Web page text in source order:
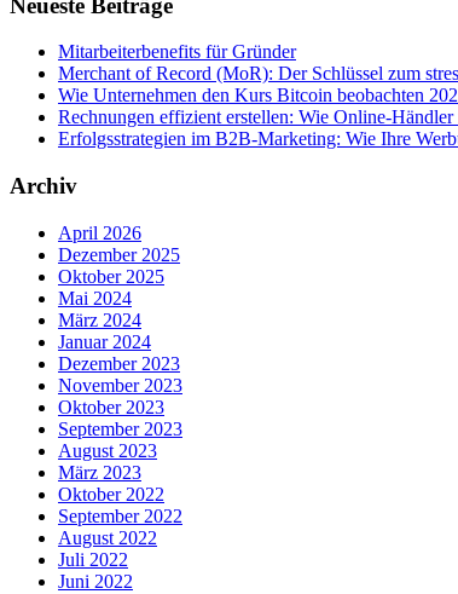
Mitarbeiterbenefits für Gründer
Merchant of Record (MoR): Der Schlüssel zum
Wie Unternehmen den Kurs Bitcoin beobachten
Rechnungen effizient erstellen: Wie Online-
Erfolgsstrategien im B2B-Marketing: Wie Ihre
Archiv
April 2026
Dezember 2025
Oktober 2025
Mai 2024
März 2024
Januar 2024
Dezember 2023
November 2023
Oktober 2023
September 2023
August 2023
März 2023
Oktober 2022
September 2022
August 2022
Juli 2022
Juni 2022